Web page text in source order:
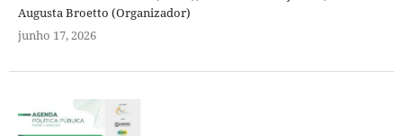
Augusta Broetto (Organizador)
junho 17, 2026